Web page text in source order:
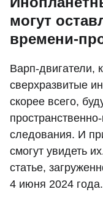
могут
времени-
Варп-двигатели,
сверхразвитые
скорее всего,
следования. И
смогут увидеть
статье,
4 июня 2024 года.